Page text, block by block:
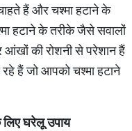
हैं और चश्मा हटाने के
हटाने के तरीके जैसे सवालों
की रोशनी से परेशान हैं
हैं जो आपको चश्मा हटाने
लिएघरेलूउपाय